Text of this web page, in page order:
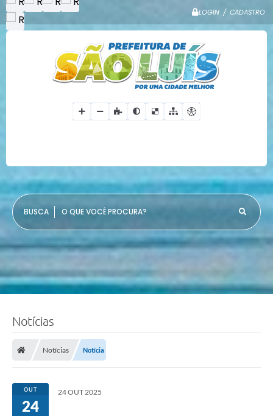
LOGIN / CADASTRO
O QUE VOCÊ PROCURA?
Notícias
Notícias Notícia
OUT
24
24 OUT 2025